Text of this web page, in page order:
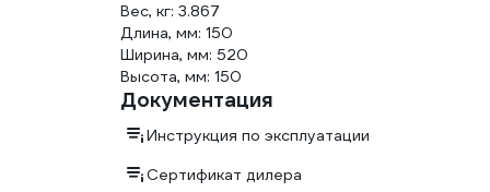
Вес, кг: 3.867
Длина, мм: 150
Ширина, мм: 520
Высота, мм: 150
Документация
Инструкция по эксплуатации
Сертификат дилера